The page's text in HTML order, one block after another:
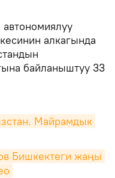
алкагында
байланыштуу 33
Майрамдык
Бишкектеги жаңы